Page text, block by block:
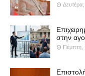
στην
Πέμπτη,